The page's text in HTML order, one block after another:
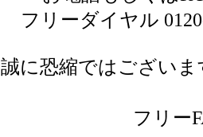
フリーダイヤル
誠に恐縮ではござい
フリー